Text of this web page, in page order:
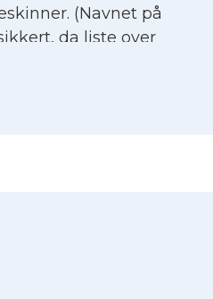
(Navnet på
da liste over
etter kaptein